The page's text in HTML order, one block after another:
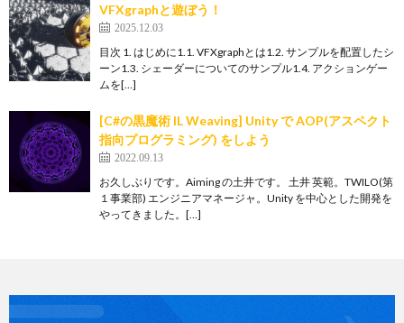
VFXgraphと遊ぼう！
2025.12.03
目次 1. はじめに1.1. VFXgraphとは1.2. サンプルを配置したシ
ーン1.3. シェーダーについてのサンプル1.4. アクションゲー
ムを[…]
[C#の黒魔術 IL Weaving] Unity で AOP(アスペクト
指向プログラミング) をしよう
2022.09.13
お久しぶりです。Aiming の土井です。 土井 英範。TWILO(第
１事業部) エンジニアマネージャ。Unity を中心とした開発を
やってきました。[…]